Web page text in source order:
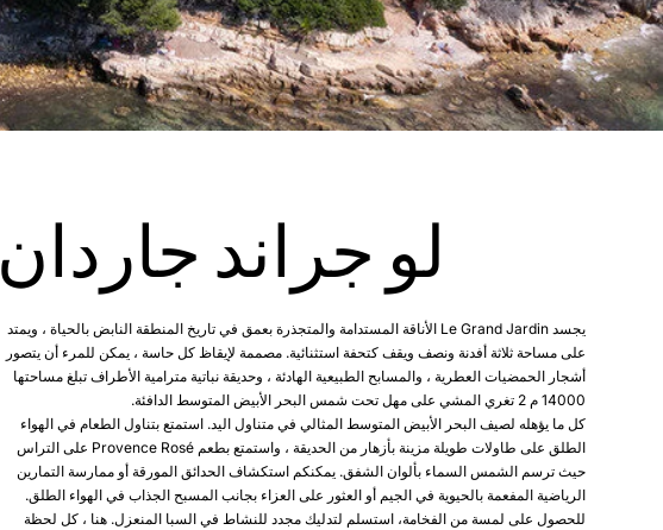
لو جراند جاردان
يجسد Le Grand Jardin الأناقة المستدامة والمتجذرة بعمق في تاريخ المنطقة النابض بالحياة ، ويمتد
على مساحة ثلاثة أفدنة ونصف ويقف كتحفة استثنائية. مصممة لإيقاظ كل حاسة ، يمكن للمرء أن يتصور
أشجار الحمضيات العطرية ، والمسابح الطبيعية الهادئة ، وحديقة نباتية مترامية الأطراف تبلغ مساحتها
14000 م 2 تغري المشي على مهل تحت شمس البحر الأبيض المتوسط الدافئة.
كل ما يؤهله لصيف البحر الأبيض المتوسط المثالي في متناول اليد. استمتع بتناول الطعام في الهواء
الطلق على طاولات طويلة مزينة بأزهار من الحديقة ، واستمتع بطعم Provence Rosé على التراس
حيث ترسم الشمس السماء بألوان الشفق. يمكنكم استكشاف الحدائق المورقة أو ممارسة التمارين
الرياضية المفعمة بالحيوية في الجيم أو العثور على العزاء بجانب المسبح الجذاب في الهواء الطلق.
للحصول على لمسة من الفخامة، استسلم لتدليك مجدد للنشاط في السبا المنعزل. هنا ، كل لحظة